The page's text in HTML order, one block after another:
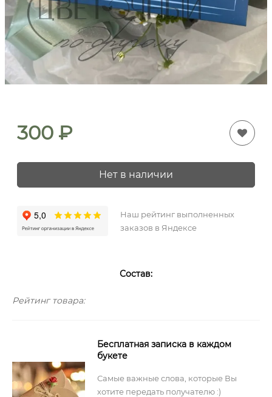
300 ₽
Нет в наличии
Наш рейтинг выполненных
заказов в Яндексе
Состав:
Рейтинг товара:
Бесплатная записка в каждом
букете
Самые важные слова, которые Вы
хотите передать получателю :)